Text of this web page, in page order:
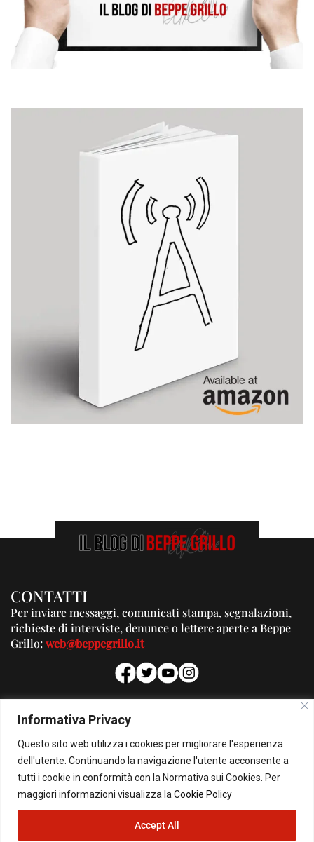
Informativa Privacy
Questo sito web utilizza i cookies per migliorare l'esperienza
dell'utente. Continuando la navigazione l'utente acconsente a
tutti i cookie in conformità con la Normativa sui Cookies. Per
maggiori informazioni visualizza la Cookie Policy
Accept All
CONTATTI
Per inviare messaggi, comunicati stampa, segnalazioni,
richieste di interviste, denunce o lettere aperte a Beppe
Grillo:web@beppegrillo.it
PUBBLICITA'
Per la tua pubblicità su questo Blog:
pubblicita@beppegrillo.it
© Copyright 2026 - Il Blog di Beppe Grillo. All Rights Reserved - Powered by